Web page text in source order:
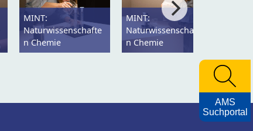
MINT:
Naturwissenschafte
n Chemie
MINT:
Naturwissenschafte
n Chemie
AMS
Suchportal